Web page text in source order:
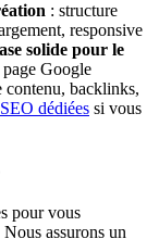
: structure
responsive
solide pour le
page Google
contenu, backlinks,
dédiées si vous
pour vous
Nous assurons un